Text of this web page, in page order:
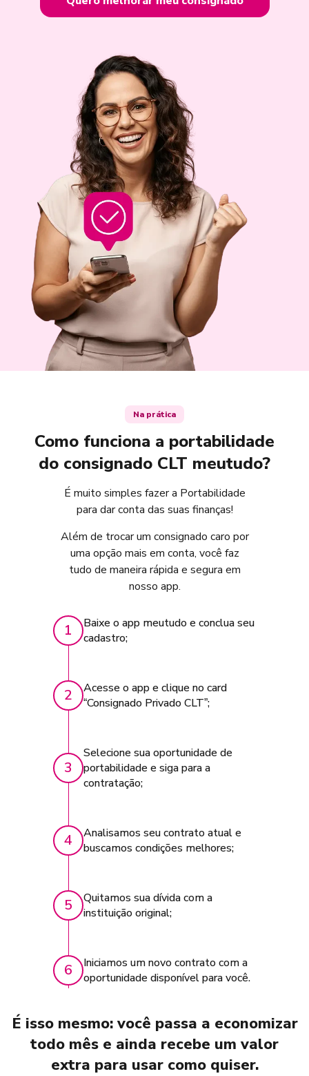
Na prática
Como funciona a portabilidade
do consignado CLT meutudo?
É muito simples fazer a Portabilidade
para dar conta das suas finanças!
Além de trocar um consignado caro por
uma opção mais em conta, você faz
tudo de maneira rápida e segura em
nosso app.
1
Baixe o app meutudo e conclua seu
cadastro;
2
Acesse o app e clique no card
“Consignado Privado CLT”;
3
Selecione sua oportunidade de
portabilidade e siga para a
contratação;
4
Analisamos seu contrato atual e
buscamos condições melhores;
5
Quitamos sua dívida com a
instituição original;
6
Iniciamos um novo contrato com a
oportunidade disponível para você.
É isso mesmo: você passa a economizar
todo mês e ainda recebe um valor
extra para usar como quiser.